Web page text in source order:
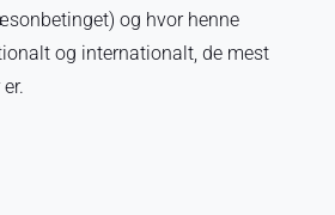
og hvor henne
og internationalt, de mest